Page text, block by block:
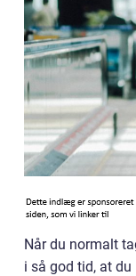
Når du normalt
i så god tid, at